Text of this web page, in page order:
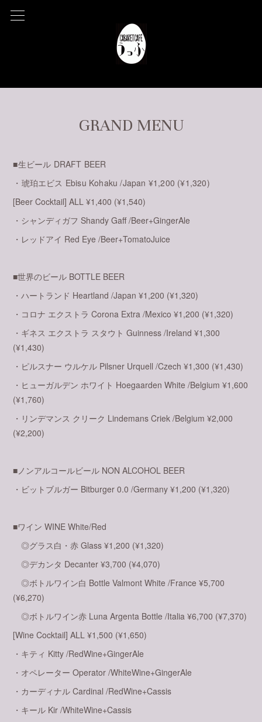
GRAND MENU
■生ビール DRAFT BEER
・琥珀エビス Ebisu Kohaku /Japan ¥1,200 (¥1,320)
[Beer Cocktail] ALL ¥1,400 (¥1,540)
・シャンディガフ Shandy Gaff /Beer+GingerAle
・レッドアイ Red Eye /Beer+TomatoJuice
■世界のビール BOTTLE BEER
・ハートランド Heartland /Japan ¥1,200 (¥1,320)
・コロナ エクストラ Corona Extra /Mexico ¥1,200 (¥1,320)
・ギネス エクストラ スタウト Guinness /Ireland ¥1,300
(¥1,430)
・ピルスナー ウルケル Pilsner Urquell /Czech ¥1,300 (¥1,430)
・ヒューガルデン ホワイト Hoegaarden White /Belgium ¥1,600
(¥1,760)
・リンデマンス クリーク Lindemans Criek /Belgium ¥2,000
(¥2,200)
■ノンアルコールビール NON ALCOHOL BEER
・ビットブルガー Bitburger 0.0 /Germany ¥1,200 (¥1,320)
■ワイン WINE White/Red
◎グラス白・赤 Glass ¥1,200 (¥1,320)
◎デカンタ Decanter ¥3,700 (¥4,070)
◎ボトルワイン白 Bottle Valmont White /France ¥5,700
(¥6,270)
◎ボトルワイン赤 Luna Argenta Bottle /Italia ¥6,700 (¥7,370)
[Wine Cocktail] ALL ¥1,500 (¥1,650)
・キティ Kitty /RedWine+GingerAle
・オペレーター Operator /WhiteWine+GingerAle
・カーディナル Cardinal /RedWine+Cassis
・キール Kir /WhiteWine+Cassis